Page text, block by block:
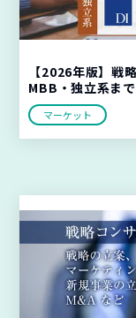
【2026年版】戦
MBB・独立系ま
マーケット